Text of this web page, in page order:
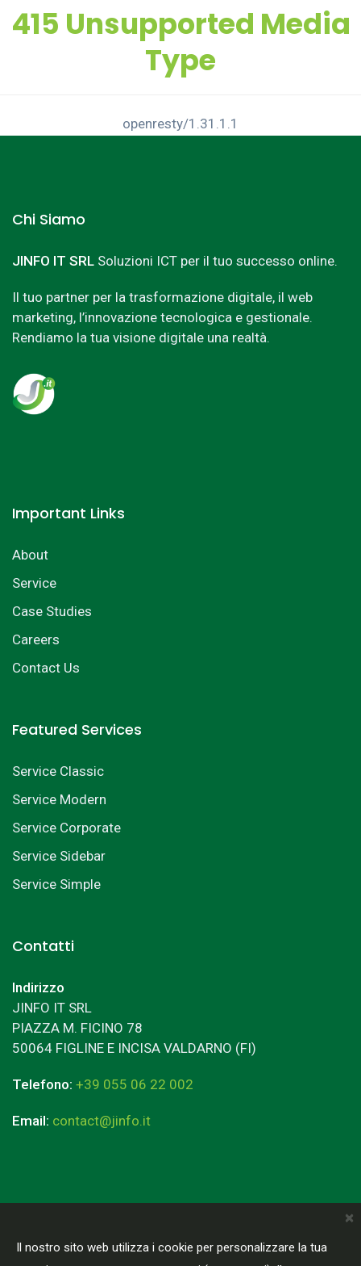
×
Il nostro sito web utilizza i cookie per personalizzare la tua
415 Unsupported Media
Type
openresty/1.31.1.1
Chi Siamo
JINFO IT SRL Soluzioni ICT per il tuo successo online.
Il tuo partner per la trasformazione digitale, il web
marketing, l’innovazione tecnologica e gestionale.
Rendiamo la tua visione digitale una realtà.
Important Links
About
Service
Case Studies
Careers
Contact Us
Featured Services
Service Classic
Service Modern
Service Corporate
Service Sidebar
Service Simple
Contatti
Indirizzo
JINFO IT SRL
PIAZZA M. FICINO 78
50064 FIGLINE E INCISA VALDARNO (FI)
Telefono: +39 055 06 22 002
Email: contact@jinfo.it